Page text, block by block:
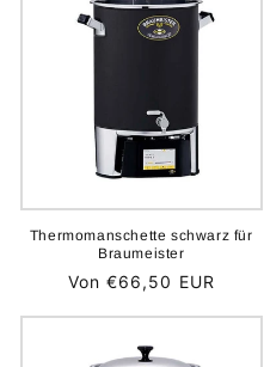
Thermomanschette schwarz für
Braumeister
Normaler
Von €66,50 EUR